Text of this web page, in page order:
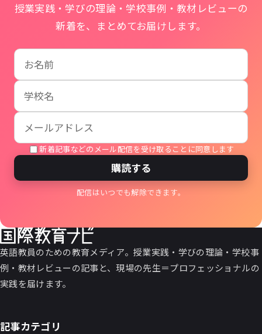
授業実践・学びの理論・学校事例・教材レビューの
新着を、まとめてお届けします。
お名前
学校名
メールアドレス
新着記事などのメール配信を受け取ることに同意します
購読する
配信はいつでも解除できます。
英語教員のための教育メディア。授業実践・学びの理論・学校事
例・教材レビューの記事と、現場の先生＝プロフェッショナルの
実践を届けます。
記事カテゴリ